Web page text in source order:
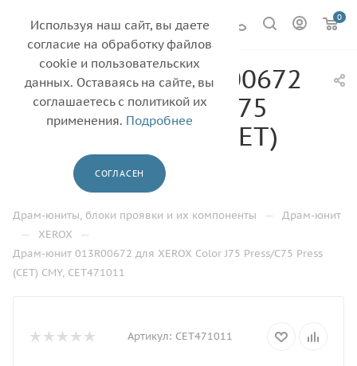
0
Драм-юнит 013R00672
для XEROX Color J75
Press/C75 Press (CET)
CMY, CET471011
Каталог —
Драм-юниты, блоки проявки и их компоненты — Драм-юнит
— XEROX —
Драм-юнит 013R00672 для XEROX Color J75 Press/C75 Press
(CET) CMY, CET471011
Артикул: CET471011
Используя наш сайт, вы даете
согласие на обработку файлов
cookie и пользовательских
данных. Оставаясь на сайте, вы
соглашаетесь с политикой их
применения. Подробнее
СОГЛАСЕН